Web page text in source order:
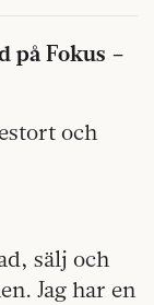
på Fokus –
och
sälj och
Jag har en